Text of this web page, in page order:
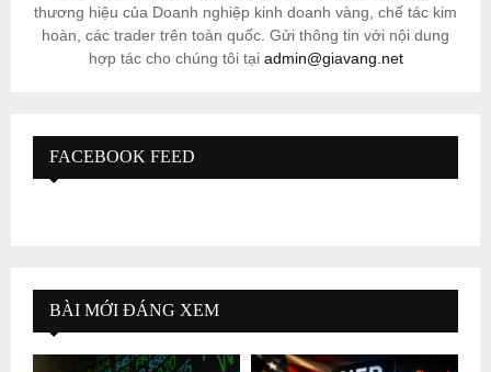
thương hiệu của Doanh nghiệp kinh doanh vàng, chế tác kim
hoàn, các trader trên toàn quốc. Gửi thông tin với nội dung
hợp tác cho chúng tôi tại admin@giavang.net
FACEBOOK FEED
BÀI MỚI ĐÁNG XEM